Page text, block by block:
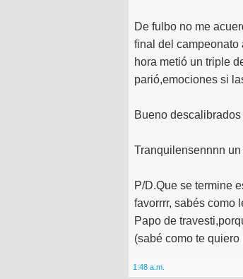
De fulbo no me
final del campeonato
hora metió un triple
parió,emociones si
Bueno
Tranquilensennnn
P/D.Que se termine
favorrrr, sabés como
Papo de
(sabé como te quiero
1:48 a.m.